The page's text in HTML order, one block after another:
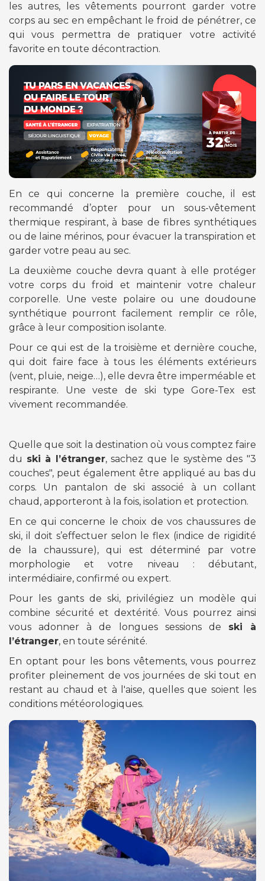
les autres, les vêtements pourront garder votre
corps au sec en empêchant le froid de pénétrer, ce
qui vous permettra de pratiquer votre activité
favorite en toute décontraction.
En ce qui concerne la première couche, il est
recommandé d’opter pour un sous-vêtement
thermique respirant, à base de fibres synthétiques
ou de laine mérinos, pour évacuer la transpiration et
garder votre peau au sec.
La deuxième couche devra quant à elle protéger
votre corps du froid et maintenir votre chaleur
corporelle. Une veste polaire ou une doudoune
synthétique pourront facilement remplir ce rôle,
grâce à leur composition isolante.
Pour ce qui est de la troisième et dernière couche,
qui doit faire face à tous les éléments extérieurs
(vent, pluie, neige…), elle devra être imperméable et
respirante. Une veste de ski type Gore-Tex est
vivement recommandée.
Quelle que soit la destination où vous comptez faire
du ski à l’étranger, sachez que le système des "3
couches", peut également être appliqué au bas du
corps. Un pantalon de ski associé à un collant
chaud, apporteront à la fois, isolation et protection.
En ce qui concerne le choix de vos chaussures de
ski, il doit s’effectuer selon le flex (indice de rigidité
de la chaussure), qui est déterminé par votre
morphologie et votre niveau : débutant,
intermédiaire, confirmé ou expert.
Pour les gants de ski, privilégiez un modèle qui
combine sécurité et dextérité. Vous pourrez ainsi
vous adonner à de longues sessions de ski à
l’étranger, en toute sérénité.
En optant pour les bons vêtements, vous pourrez
profiter pleinement de vos journées de ski tout en
restant au chaud et à l'aise, quelles que soient les
conditions météorologiques.